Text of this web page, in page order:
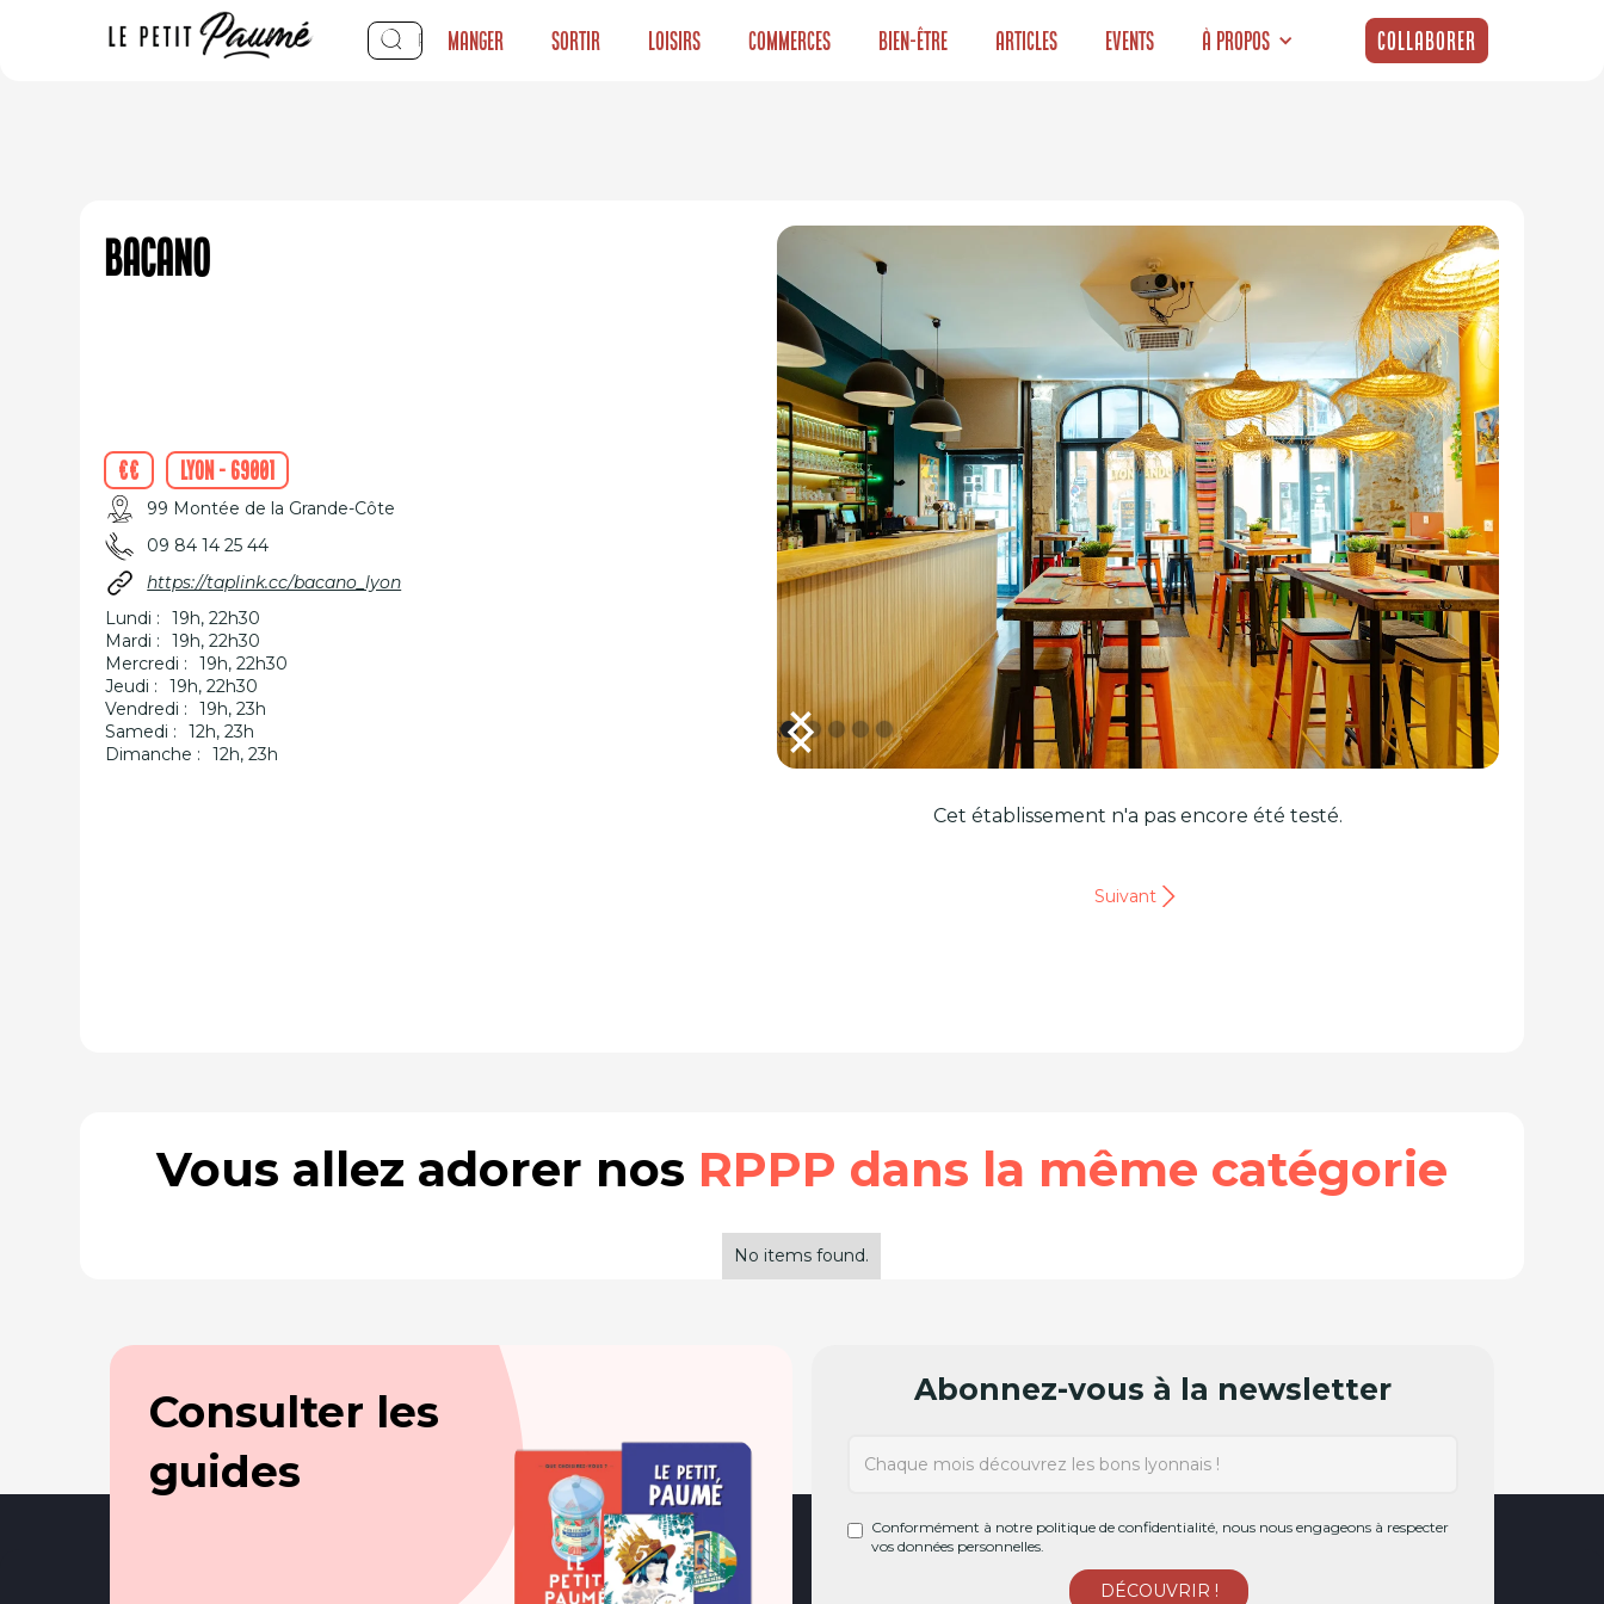
Manger Sortir Loisirs Commerces Bien-être Articles Events À propos Collaborer
Bacano
€€ Lyon - 69001
99 Montée de la Grande-Côte
09 84 14 25 44
https://taplink.cc/bacano_lyon
Lundi :
19h, 22h30
Mardi :
19h, 22h30
Mercredi :
19h, 22h30
Jeudi :
19h, 22h30
Vendredi :
19h, 23h
Samedi :
12h, 23h
Dimanche :
12h, 23h
Cet établissement n'a pas encore été testé.
Suivant
Vous allez adorer nos RPPP dans la même catégorie
No items found.
Consulter les
guides
Abonnez-vous à la newsletter
Conformément à notre politique de confidentialité, nous nous engageons à respecter
vos données personnelles.